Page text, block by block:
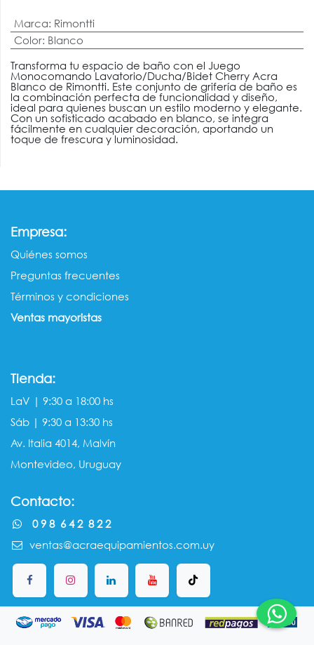
Marca: Rimontti
Color: Blanco
Transforma tu espacio de baño con el Juego
Monocomando Lavatorio/Ducha/Bidet Cherry Acra
Blanco de Rimontti. Este conjunto de grifería de baño es
la combinación perfecta de funcionalidad y diseño,
ideal para quienes buscan un estilo moderno y elegante.
Con un sofisticado acabado en blanco, se integra
fácilmente en cualquier decoración, aportando un
toque de frescura y luminosidad.
Empresa:
Quiénes somos​​
Preguntas frecuentes
Términos y condiciones
Ventas mayorista​s
Tienda:
LaV | 9:30 a 18:00 hs
Sáb | 9:30 a 13:30 hs
Av. Italia 4014, Malvín
Montevideo, Uruguay
Contacto:
0 9 8 6 4 2 8 2 2
ventas@acraequipamientos.com.uy